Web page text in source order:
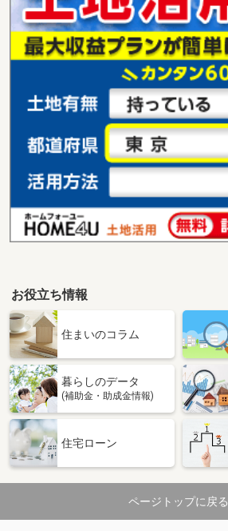
お役立ち情報
住まいのコラム
暮らしのデータ
(補助金・助成金情報)
住宅ローン
ページトップに戻る